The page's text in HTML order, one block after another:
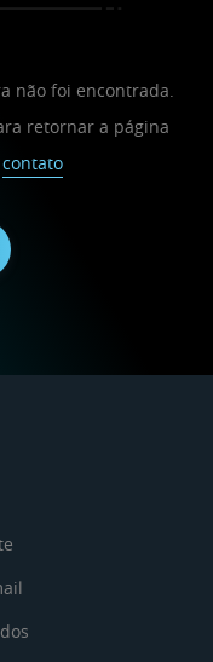
não foi encontrada.
retornar a página
contato